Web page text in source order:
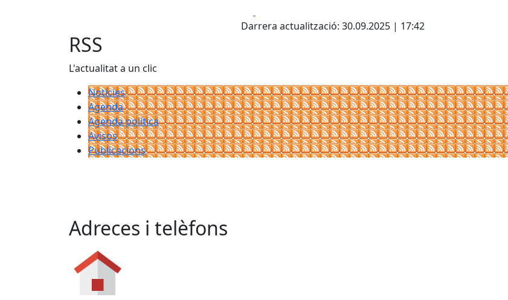
Darrera actualització: 30.09.2025 | 17:42
RSS
L'actualitat a un clic
Notícies
Agenda
Agenda política
Avisos
Publicacions
Adreces i telèfons